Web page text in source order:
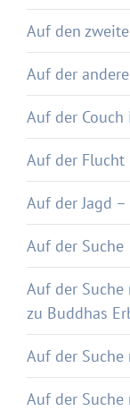
Auf den
Auf der
Auf der Couch
Auf der Flucht
Auf der Jagd
Auf der Suche
Auf der Suche
zu Buddhas
Auf der Suche
Auf der Suche